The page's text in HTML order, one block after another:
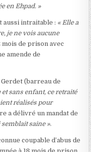
en Ehpad. »
aussi intraitable : « Elle a
je ne vois aucune
de prison avec
amende de
(barreau de
et sans enfant, ce retraité
réalisés pour
a délivré un mandat de
semblait saine ».
coupable d’abus de